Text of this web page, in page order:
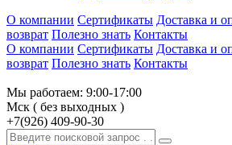
О компании Сертификаты Доставка и
возврат Полезно знать Контакты
О компании Сертификаты Доставка и
возврат Полезно знать Контакты
Мы работаем: 9:00-17:00
Мск ( без выходных )
+7(926) 409-90-30